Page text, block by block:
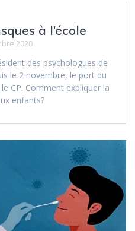
à l’école
2020
des psychologues de
le 2 novembre, le port du
CP. Comment expliquer la
enfants?